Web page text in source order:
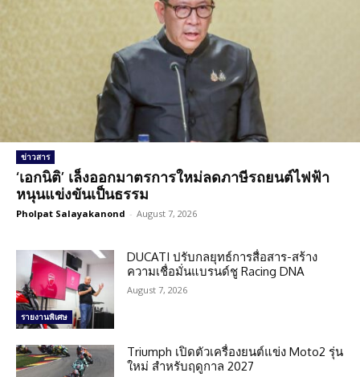
ข่าวสาร
‘เอกนิติ’ เล็งออกมาตรการใหม่ลดภาษีรถยนต์ไฟฟ้า
หนุนแข่งขันเป็นธรรม
Pholpat Salayakanond - August 7, 2026
รายงานพิเศษ
DUCATI ปรับกลยุทธ์การสื่อสาร-สร้าง
ความเชื่อมั่นแบรนด์ชู Racing DNA
August 7, 2026
Triumph เปิดตัวเครื่องยนต์แข่ง Moto2 รุ่น
ใหม่ สำหรับฤดูกาล 2027